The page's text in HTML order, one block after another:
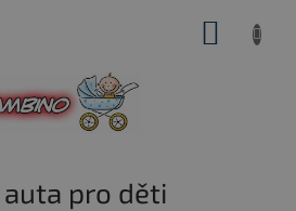
pro děti